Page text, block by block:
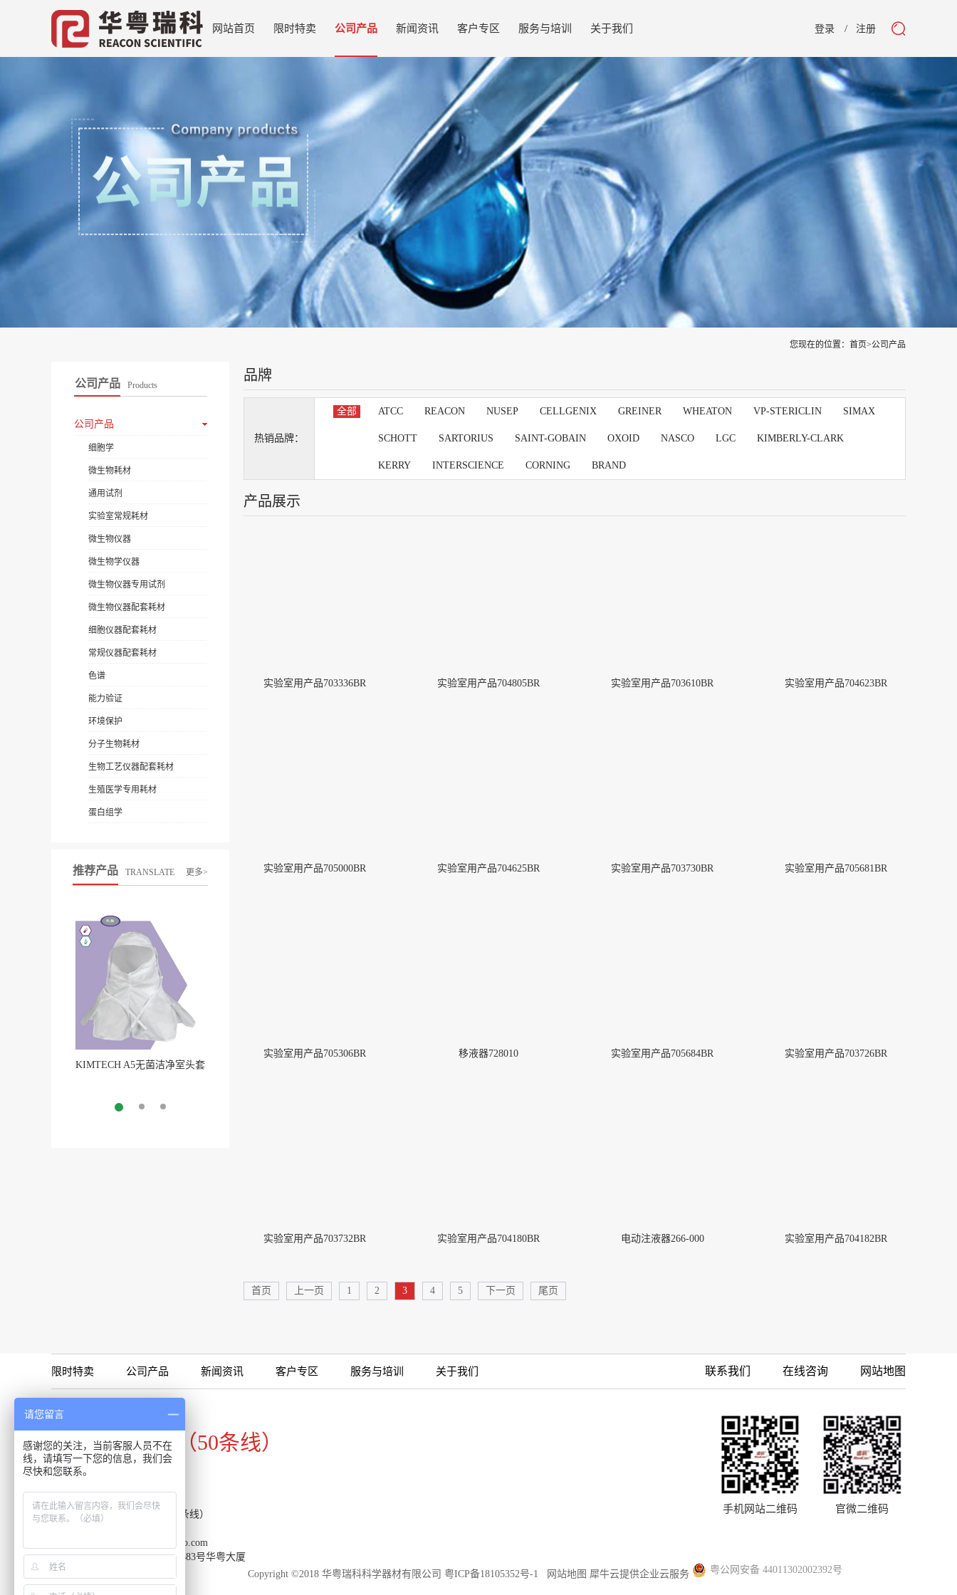
登录 注册
网站首页 限时特卖 公司产品 新闻资讯 客户专区 服务与培训 关于我们
您现在的位置： 首页>公司产品
公司产品 Products
公司产品
细胞学
微生物耗材
通用试剂
实验室常规耗材
微生物仪器
微生物学仪器
微生物仪器专用试剂
微生物仪器配套耗材
细胞仪器配套耗材
常规仪器配套耗材
色谱
能力验证
环境保护
分子生物耗材
生物工艺仪器配套耗材
生殖医学专用耗材
蛋白组学
推荐产品 TRANSLATE 更多>
KIMTECH A5无菌洁净室头套
品牌
热销品牌：
全部 ATCC REACON NUSEP CELLGENIX GREINER WHEATON VP-STERICLIN SIMAX
SCHOTT SARTORIUS SAINT-GOBAIN OXOID NASCO LGC KIMBERLY-CLARK
KERRY INTERSCIENCE CORNING BRAND
产品展示
实验室用产品703336BR 实验室用产品704805BR 实验室用产品703610BR 实验室用产品704623BR
实验室用产品705000BR 实验室用产品704625BR 实验室用产品703730BR 实验室用产品705681BR
实验室用产品705306BR 移液器728010 实验室用产品705684BR 实验室用产品703726BR
实验室用产品703732BR 实验室用产品704180BR 电动注液器266-000 实验室用产品704182BR
首页 上一页 1 2 3 4 5 下一页 尾页
限时特卖 公司产品 新闻资讯 客户专区 服务与培训 关于我们 联系我们 在线咨询 网站地图
咨询专线
020-34821111（50条线）
客服热线：020-34821111（50条线）
邮箱：support-reacon@huayueco.com
地址：广州市番禺区兴南大道483号华粤大厦
官微二维码
手机网站二维码
Copyright ©2018 华粤瑞科科学器材有限公司 粤ICP备18105352号-1 网站地图 犀牛云提供企业云服务 粤公网安备 44011302002392号
请您留言
感谢您的关注，当前客服人员不在
线，请填写一下您的信息，我们会
尽快和您联系。